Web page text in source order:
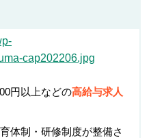
cap202206.jpg
円以上などの高給与求人
体制・研修制度が整備さ